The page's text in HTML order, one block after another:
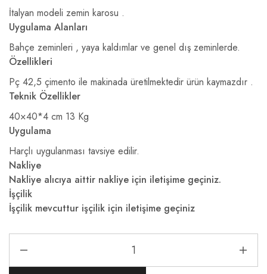
İtalyan modeli zemin karosu .
Uygulama Alanları
Bahçe zeminleri , yaya kaldımlar ve genel dış zeminlerde.
Özellikleri
Pç 42,5 çimento ile makinada üretilmektedir ürün kaymazdır .
Teknik Özellikler
40×40*4 cm 13 Kg
Uygulama
Harçlı uygulanması tavsiye edilir.
Nakliye
Nakliye alıcıya aittir nakliye için iletişime geçiniz.
İşçilik
İşçilik mevcuttur işçilik için iletişime geçiniz